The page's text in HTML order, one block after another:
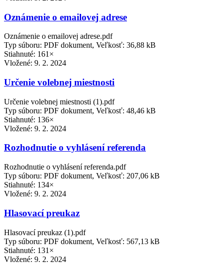
Oznámenie o emailovej adrese
Oznámenie o emailovej adrese.pdf
Typ súboru: PDF dokument, Veľkosť: 36,88 kB
Stiahnuté: 161×
Vložené: 9. 2. 2024
Určenie volebnej miestnosti
Určenie volebnej miestnosti (1).pdf
Typ súboru: PDF dokument, Veľkosť: 48,46 kB
Stiahnuté: 136×
Vložené: 9. 2. 2024
Rozhodnutie o vyhlásení referenda
Rozhodnutie o vyhlásení referenda.pdf
Typ súboru: PDF dokument, Veľkosť: 207,06 kB
Stiahnuté: 134×
Vložené: 9. 2. 2024
Hlasovací preukaz
Hlasovací preukaz (1).pdf
Typ súboru: PDF dokument, Veľkosť: 567,13 kB
Stiahnuté: 131×
Vložené: 9. 2. 2024